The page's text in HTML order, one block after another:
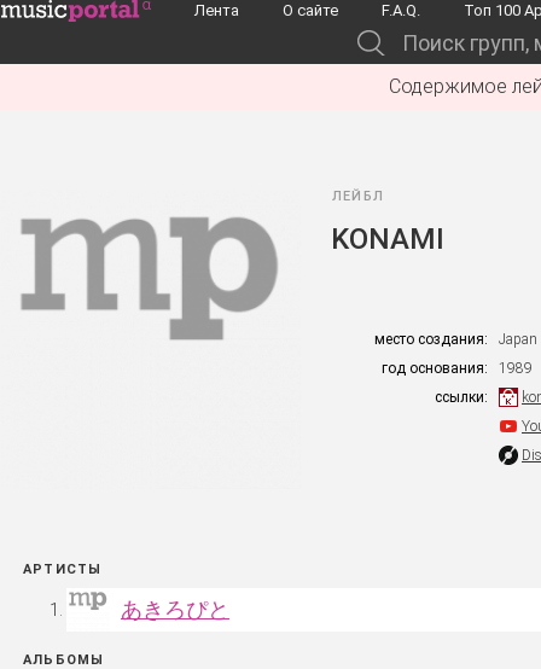
Перейти к основному содержанию
Лента О сайте F.A.Q. Toп 100
Содержимое
ЛЕЙБЛ
KONAMI
место создания:
Japan
год основания:
1989
ссылки:
АРТИСТЫ
あきろぴと
АЛЬБОМЫ